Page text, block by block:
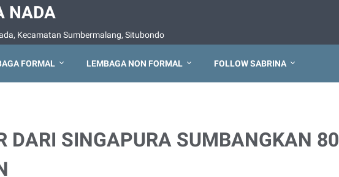
NADA
Kecamatan Sumbermalang, Situbondo
FORMAL LEMBAGA NON FORMAL FOLLOW SABRINA
DARI SINGAPURA SUMBANGKAN 80